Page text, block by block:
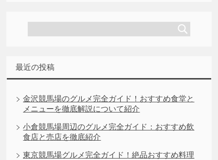
最近の投稿
金沢競馬場のグルメ完全ガイド！おすすめ食堂と
メニューを徹底解説について紹介
小倉競馬場周辺のグルメ完全ガイド：おすすめ飲
食店と売店を徹底紹介
東京競馬場グルメ完全ガイド！絶品おすすめ料理